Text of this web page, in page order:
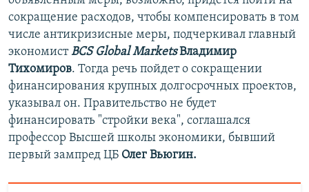
сокращение расходов, чтобы компенсировать в том
числе антикризисные меры, подчеркивал главный
экономистBCS Global MarketsВладимир
Тихомиров. Тогда речь пойдет о сокращении
финансирования крупных долгосрочных проектов,
указывал он. Правительство не будет
финансировать "стройки века", соглашался
профессор Высшей школы экономики, бывший
первый зампред ЦБ Олег Вьюгин.